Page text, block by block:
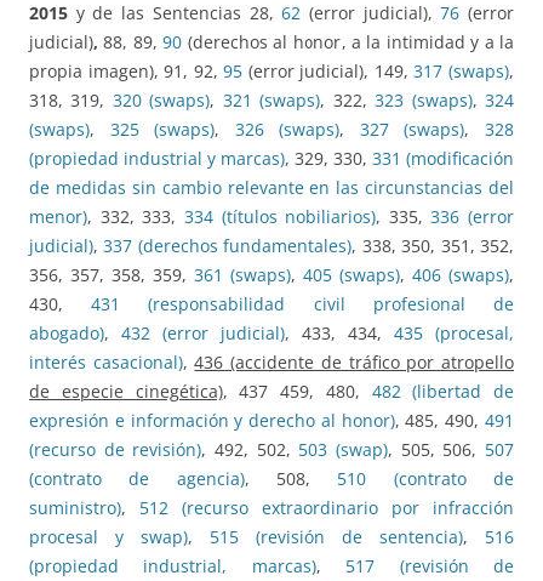
2015 y de las Sentencias 28,62 (error judicial),76 (error
judicial), 88, 89,90 (derechos al honor, a la intimidad y a la
propia imagen), 91, 92,95 (error judicial), 149,317 (swaps),
318, 319, 320 (swaps), 321 (swaps), 322,323 (swaps),324
(swaps), 325 (swaps), 326 (swaps), 327 (swaps),328
(propiedad industrial y marcas), 329, 330, 331 (modificación
de medidas sin cambio relevante en las circunstancias del
menor), 332, 333, 334 (títulos nobiliarios), 335,336 (error
judicial),337 (derechos fundamentales), 338, 350, 351, 352,
356, 357, 358, 359, 361 (swaps), 405 (swaps), 406 (swaps),
430,431 (responsabilidad civil profesional de
abogado), 432 (error judicial), 433, 434, 435 (procesal,
interés casacional),436 (accidente de tráfico por atropello
de especie cinegética), 437 459, 480, 482 (libertad de
expresión e información y derecho al honor), 485, 490,491
(recurso de revisión), 492, 502, 503 (swap), 505, 506, 507
(contrato de agencia), 508, 510 (contrato de
suministro), 512 (recurso extraordinario por infracción
procesal y swap), 515 (revisión de sentencia), 516
(propiedad industrial, marcas), 517 (revisión de